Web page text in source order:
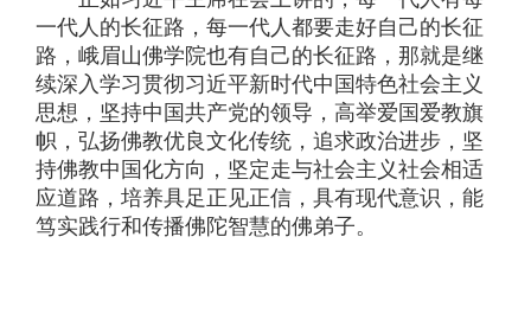
一代人的长征路，每一代人都要走好自己的长征
路，峨眉山佛学院也有自己的长征路，那就是继
续深入学习贯彻习近平新时代中国特色社会主义
思想，坚持中国共产党的领导，高举爱国爱教旗
帜，弘扬佛教优良文化传统，追求政治进步，坚
持佛教中国化方向，坚定走与社会主义社会相适
应道路，培养具足正见正信，具有现代意识，能
笃实践行和传播佛陀智慧的佛弟子。